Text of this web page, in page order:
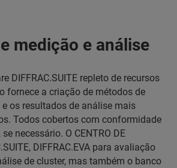
medição e análise
DIFFRAC.SUITE repleto de recursos
fornece a criação de métodos de
os resultados de análise mais
Todos cobertos com conformidade
necessário. O CENTRO DE
DIFFRAC.EVA para avaliação
de cluster, mas também o banco